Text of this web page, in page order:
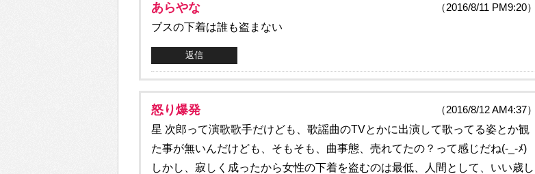
あらやな
（2016/8/11 PM9:20）
ブスの下着は誰も盗まない
返信
怒り爆発
（2016/8/12 AM4:37）
星 次郎って演歌歌手だけども、歌謡曲のTVとかに出演して歌ってる姿とか観
た事が無いんだけども、そもそも、曲事態、売れてたの？って感じだね(-_-ﾒ)
しかし、寂しく成ったから女性の下着を盗むのは最低、人間として、いい歳し